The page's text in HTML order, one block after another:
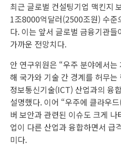
최근 글로벌 컨설팅기업 맥킨지
1조8000억달러(2500조원) 수준
다. 이는 앞서 글로벌 금융기관
가까운 전망치다.
안 연구위원은 “우주 분야에서
해 국가와 기술 간 경계를 허무
정보통신기술(ICT) 산업과의 융
설명했다. 이어 “우주에 클라우
버 보안과 관련된 이슈도 크게
업이 다른 산업과 융합하면서 급
미다.